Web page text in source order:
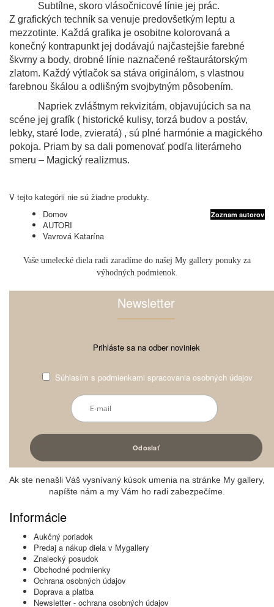
Subtílne, skoro vlásočnicové línie jej prác.
Z grafických techník sa venuje predovšetkým leptu a
mezzotinte. Každá grafika je osobitne kolorovaná a
konečný kontrapunkt jej dodávajú najčastejšie farebné
škvrny a body, drobné línie naznačené reštaurátorským
zlatom. Každý výtlačok sa stáva originálom, s vlastnou
farebnou škálou a odlišným svojbytným pôsobením.
Napriek zvláštnym rekvizitám, objavujúcich sa na
scéne jej grafík ( historické kulisy, torzá budov a postáv,
lebky, staré lode, zvieratá) , sú plné harmónie a magického
pokoja. Priam by sa dali pomenovať podľa literárneho
smeru – Magický realizmus.
V tejto kategórii nie sú žiadne produkty.
Zoznam autorov
Domov
AUTORI
Vavrová Katarína
Vaše umelecké diela radi zaradíme do našej My gallery ponuky za
výhodných podmienok.
Newsletter
Prihláste sa na odber noviniek
Súhlasím s podmienkami spracovania osobných údajov
Ak ste nenašli Váš vysnívaný kúsok umenia na stránke My gallery,
napíšte nám a my Vám ho radi zabezpečíme.
Informácie
Aukčný poriadok
Predaj a nákup diela v Mygallery
Znalecký posudok
Obchodné podmienky
Ochrana osobných údajov
Doprava a platba
Newsletter - ochrana osobných údajov